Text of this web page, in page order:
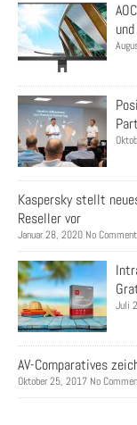
Kaspersky stellt
Reseller vor
Januar 28, 2020 No Comment
Juli
AV-Comparatives
Oktober 25, 2017 No